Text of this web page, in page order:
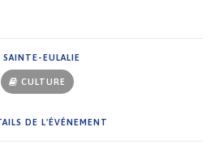
SAINTE-EULALIE
CULTURE
DE L'ÉVÉNEMENT